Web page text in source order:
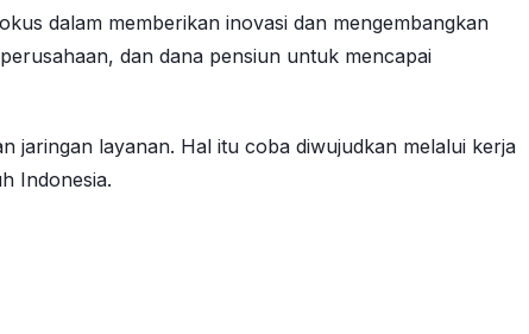
dalam memberikan inovasi dan mengembangkan
dan dana pensiun untuk mencapai
jaringan layanan. Hal itu coba diwujudkan melalui kerja
Indonesia.